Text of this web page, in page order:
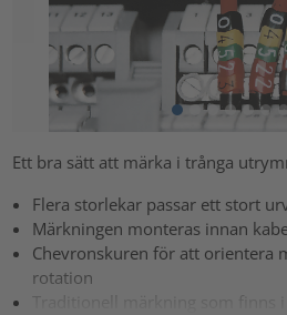
Ett bra sätt att märka i trånga
Flera storlekar passar ett stort
Märkningen monteras innan
Chevronskuren för att orientera
rotation
Traditionell märkning som finns